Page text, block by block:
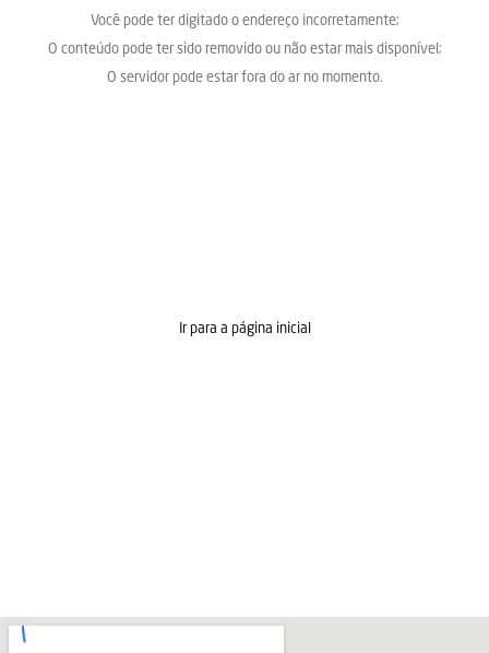
Você pode ter digitado o endereço incorretamente;
O conteúdo pode ter sido removido ou não estar mais disponível;
O servidor pode estar fora do ar no momento.
Ir para a página inicial